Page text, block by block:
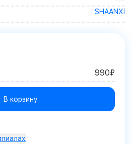
SHAANXI
990₽
В корзину